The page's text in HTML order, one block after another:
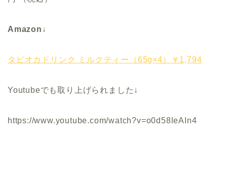
Amazon↓
タピオカドリンク ミルクティー（65g×4） ￥1,794
Youtubeでも取り上げられました↓
https://www.youtube.com/watch?v=o0d58leAIn4